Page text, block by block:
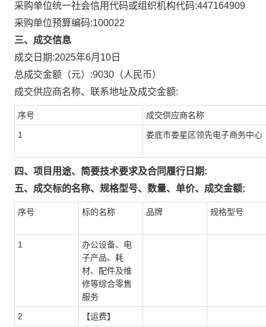
采购单位统一社会信用代码或组织机构代码:447164909
采购单位预算编码:100022
三、成交信息
成交日期:2025年6月10日
总成交金额（元）:9030 （人民币）
成交供应商名称、联系地址及成交金额:
序号 成交供应商名称
1 娄底市娄星区领先电子商务中心
四、项目用途、简要技术要求及合同履行日期:
五、成交标的名称、规格型号、数量、单价、成交金额:
序号 标的名称 品牌 规格型号
1
办公设备、电
子产品、耗
材、配件及维
修等综合零售
服务
2 【运费】